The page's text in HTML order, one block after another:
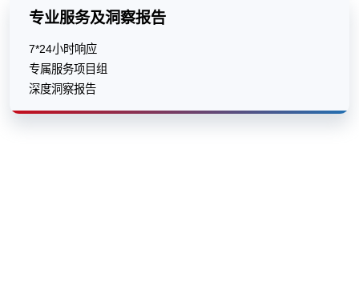
专业服务及洞察报告
7*24小时响应
专属服务项目组
深度洞察报告